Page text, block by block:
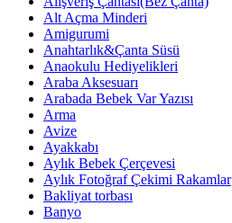
Alt Açma Minderi
Amigurumi
Anahtarlık&Çanta Süsü
Anaokulu Hediyelikleri
Araba Aksesuarı
Arabada Bebek Var Yazısı
Arma
Avize
Ayakkabı
Aylık Bebek Çerçevesi
Aylık Fotoğraf Çekimi Rakamlar
Bakliyat torbası
Banyo